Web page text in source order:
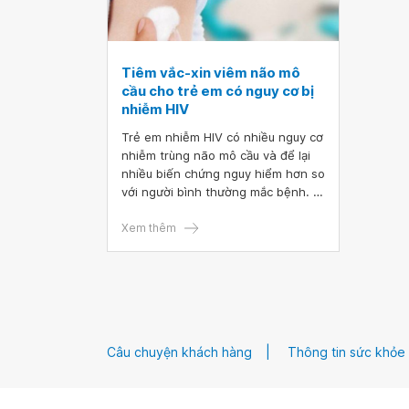
Tiêm vắc-xin viêm não mô
cầu cho trẻ em có nguy cơ bị
nhiễm HIV
Trẻ em nhiễm HIV có nhiều nguy cơ
nhiễm trùng não mô cầu và để lại
nhiều biến chứng nguy hiểm hơn so
với người bình thường mắc bệnh. Vì
tiêm phòng vắc - xin não mô cầu
Xem thêm
Câu chuyện khách hàng Thông tin sức khỏe